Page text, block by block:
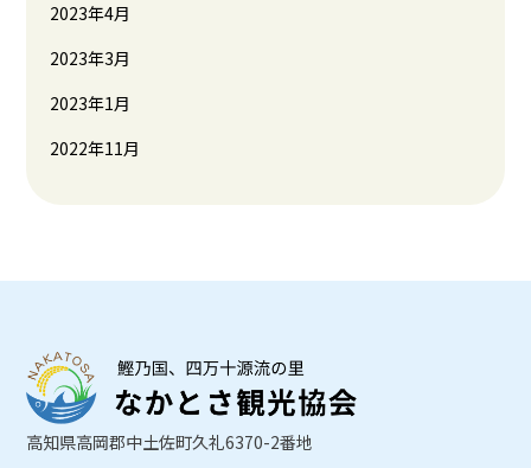
2023年4月
2023年3月
2023年1月
2022年11月
高知県高岡郡中土佐町久礼6370-2番地